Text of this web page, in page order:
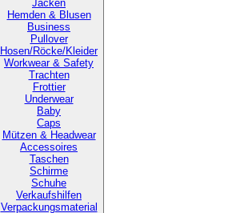
Jacken
Hemden & Blusen
Business
Pullover
Hosen/Röcke/Kleider
Workwear & Safety
Trachten
Frottier
Underwear
Baby
Caps
Mützen & Headwear
Accessoires
Taschen
Schirme
Schuhe
Verkaufshilfen
Verpackungsmaterial